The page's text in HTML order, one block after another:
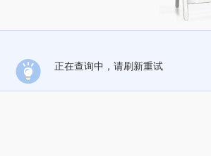
正在查询中，请刷新重试